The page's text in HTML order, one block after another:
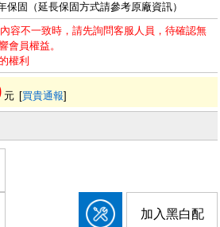
保固（延長保固方式請參考原廠資訊）
容不一致時，請先詢問客服人員，待確認無
會員權益。
權利
元 [買貴通報]
加入黑白配